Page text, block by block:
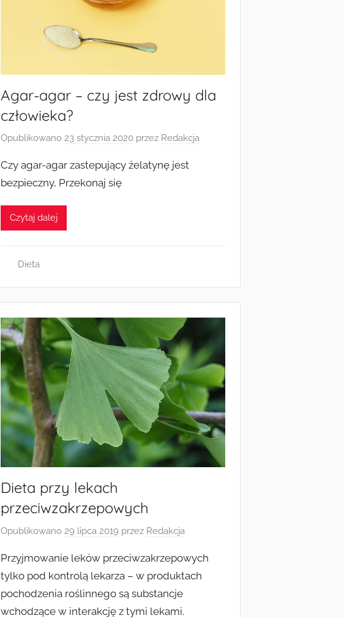
Agar-agar – czy jest zdrowy dla
człowieka?
Opublikowano23 stycznia 2020 przez Redakcja
Czy agar-agar zastepujący żelatynę jest
bezpieczny, Przekonaj się
Czytaj dalej
Dieta
Dieta przy lekach
przeciwzakrzepowych
Opublikowano 29 lipca 2019 przez Redakcja
Przyjmowanie leków przeciwzakrzepowych
tylko pod kontrolą lekarza – w produktach
pochodzenia roślinnego są substancje
wchodzące w interakcję z tymi lekami.